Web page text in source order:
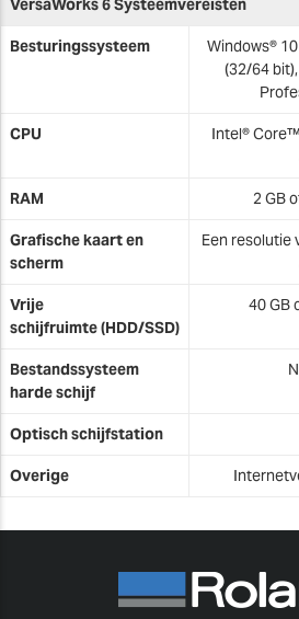
VersaWorks 6 Systeemvereisten
Besturingssysteem
Windows®
(32/64
CPU
Intel®
RAM 2 GB
Grafische kaart en
scherm
Een resolutie
Vrije
schijfruimte(HDD/SSD)
40 GB
Bestandssysteem
harde schijf
Optisch schijfstation
Overige